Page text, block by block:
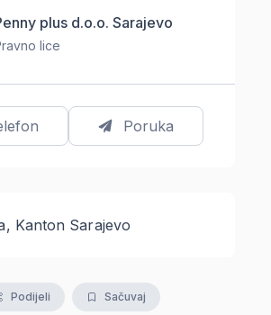
plus d.o.o. Sarajevo
lice
Poruka
Kanton Sarajevo
Podijeli Sačuvaj